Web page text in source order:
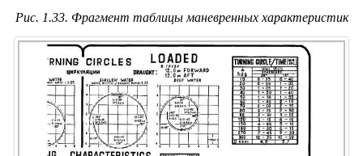
Рис. 1.33. Фрагмент таблицы маневренных характеристик